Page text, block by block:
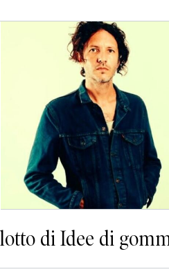
di Idee di